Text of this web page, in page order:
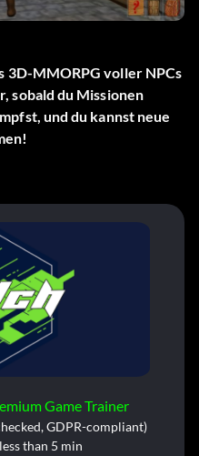
MMORPG voller NPCs
sobald du Missionen
und du kannst neue
Game Trainer
GDPR-compliant)
than 5 min